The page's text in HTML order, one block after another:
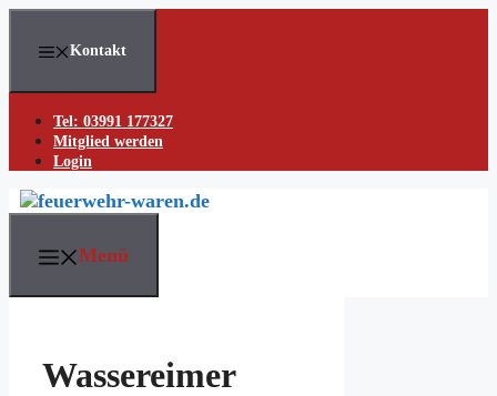
Skip
content
Kontakt
Tel: 03991 177327
Mitglied werden
Login
Menü
Wassereimer